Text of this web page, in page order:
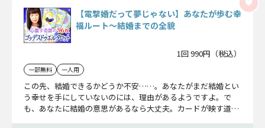
【電撃婚だって夢じゃない】あなたが歩む幸
福ルート〜結婚までの全貌
1回 990円（税込）
一部無料 一人用
この先、結婚できるかどうか不安……。あなたがまだ結婚とい
う幸せを手にしていないのには、理由があるようですよ。で
も、あなたに結婚の意思があるなら大丈夫。カードが映す道し